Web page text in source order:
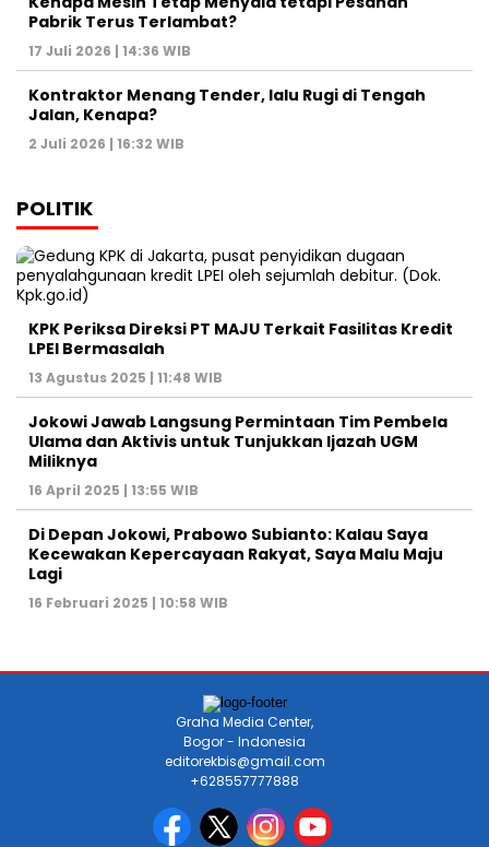
Pabrik Terus Terlambat?
17 Juli 2026 | 14:36 WIB
Kontraktor Menang Tender, lalu Rugi di Tengah
Jalan, Kenapa?
2 Juli 2026 | 16:32 WIB
POLITIK
KPK Periksa Direksi PT MAJU Terkait Fasilitas Kredit
LPEI Bermasalah
13 Agustus 2025 | 11:48 WIB
Jokowi Jawab Langsung Permintaan Tim Pembela
Ulama dan Aktivis untuk Tunjukkan Ijazah UGM
Miliknya
16 April 2025 | 13:55 WIB
Di Depan Jokowi, Prabowo Subianto: Kalau Saya
Kecewakan Kepercayaan Rakyat, Saya Malu Maju
Lagi
16 Februari 2025 | 10:58 WIB
Graha Media Center,
Bogor - Indonesia
editorekbis@gmail.com
+628557777888